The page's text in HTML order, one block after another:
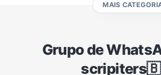
Educação
MAIS
Grupo de